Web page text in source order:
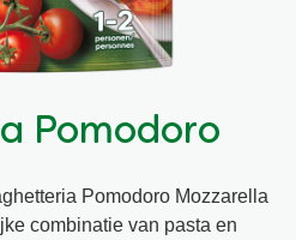
Roomsaus
Pomodoro
Pomodoro Mozzarella
combinatie van pasta en